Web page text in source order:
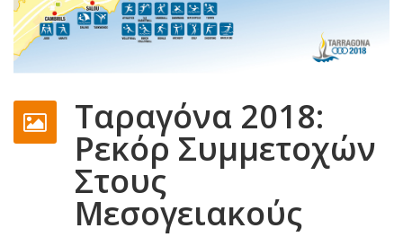
Ταραγόνα 2018:
Ρεκόρ Συμμετοχών
Στους
Μεσογειακούς